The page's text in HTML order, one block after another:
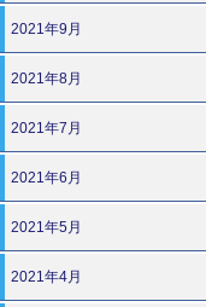
2021年9月
2021年8月
2021年7月
2021年6月
2021年5月
2021年4月